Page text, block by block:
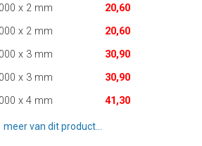
x 2 mm
20,60
x 2 mm
20,60
x 3 mm
30,90
x 3 mm
30,90
x 4 mm
41,30
meer van dit product...